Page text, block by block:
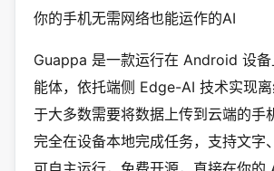
你的手机无需网络也能运作的AI
Guappa 是一款运行在 Android 设备
能体，依托端侧 Edge-AI 技术实现
于大多数需要将数据上传到云端的手
完全在设备本地完成任务，支持文字